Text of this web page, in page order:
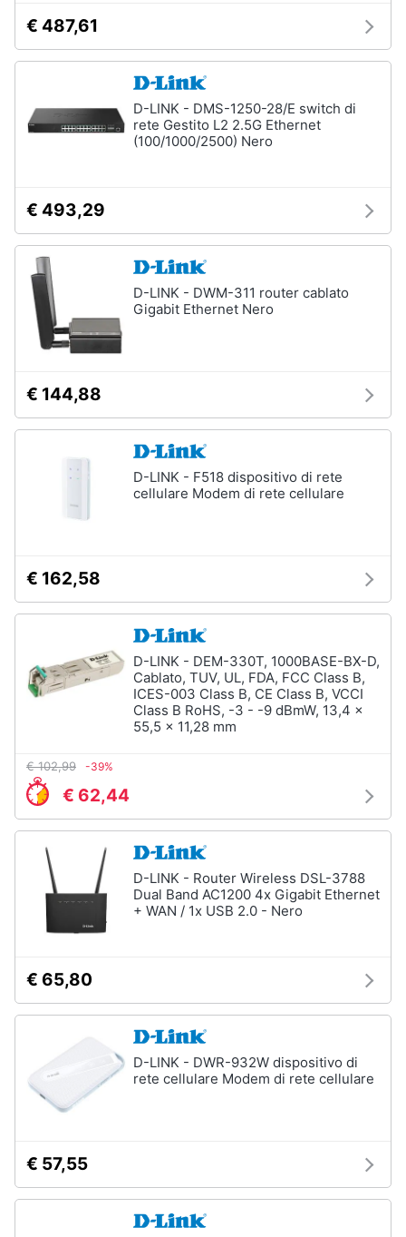
€ 487,61
D-LINK - DMS-1250-28/E switch di
rete Gestito L2 2.5G Ethernet
(100/1000/2500) Nero
€ 493,29
D-LINK - DWM-311 router cablato
Gigabit Ethernet Nero
€ 144,88
D-LINK - F518 dispositivo di rete
cellulare Modem di rete cellulare
€ 162,58
D-LINK - DEM-330T, 1000BASE-BX-D,
Cablato, TUV, UL, FDA, FCC Class B,
ICES-003 Class B, CE Class B, VCCI
Class B RoHS, -3 - -9 dBmW, 13,4 x
55,5 x 11,28 mm
€ 102,99 -39%
€ 62,44
D-LINK - Router Wireless DSL-3788
Dual Band AC1200 4x Gigabit Ethernet
+ WAN / 1x USB 2.0 - Nero
€ 65,80
D-LINK - DWR-932W dispositivo di
rete cellulare Modem di rete cellulare
€ 57,55